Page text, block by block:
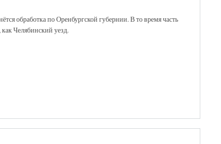
обработка по Оренбургской губернии. В то время часть
Челябинский уезд.